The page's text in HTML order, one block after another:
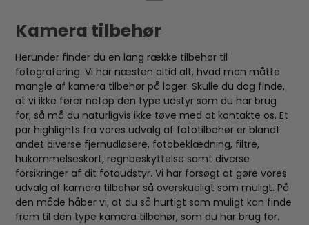
Kamera tilbehør
Herunder finder du en lang række tilbehør til
fotografering. Vi har næsten altid alt, hvad man måtte
mangle af kamera tilbehør på lager. Skulle du dog finde,
at vi ikke fører netop den type udstyr som du har brug
for, så må du naturligvis ikke tøve med at kontakte os. Et
par highlights fra vores udvalg af fototilbehør er blandt
andet diverse fjernudløsere, fotobeklædning, filtre,
hukommelseskort, regnbeskyttelse samt diverse
forsikringer af dit fotoudstyr. Vi har forsøgt at gøre vores
udvalg af kamera tilbehør så overskueligt som muligt. På
den måde håber vi, at du så hurtigt som muligt kan finde
frem til den type kamera tilbehør, som du har brug for.